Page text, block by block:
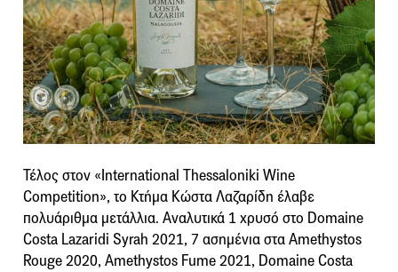
Τέλος στον «International Thessaloniki Wine
Competition», το Κτήμα Κώστα Λαζαρίδη έλαβε
πολυάριθμα μετάλλια. Αναλυτικά 1 χρυσό στο Domaine
Costa Lazaridi Syrah 2021, 7 ασημένια στα Amethystos
Rouge 2020, Amethystos Fume 2021, Domaine Costa